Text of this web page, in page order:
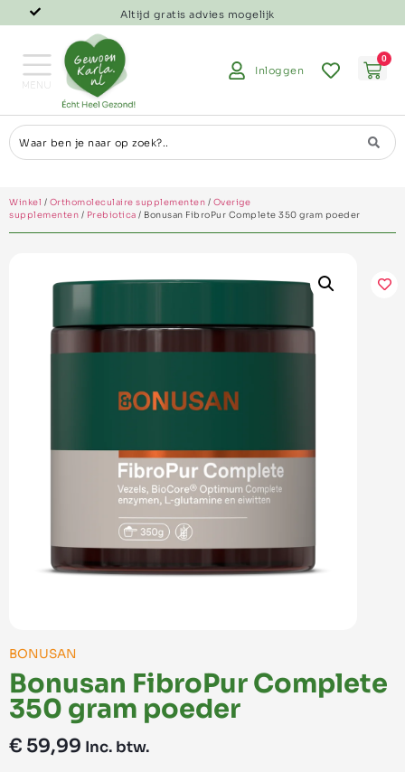
Altijd gratis advies mogelijk
Inloggen
0
Winkel / Orthomoleculaire supplementen / Overige
supplementen / Prebiotica / Bonusan FibroPur Complete 350 gram poeder
BONUSAN
Bonusan FibroPur Complete
350 gram poeder
€ 59,99 Inc. btw.